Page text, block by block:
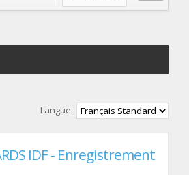
moto
Langue:
IDF - Enregistrement